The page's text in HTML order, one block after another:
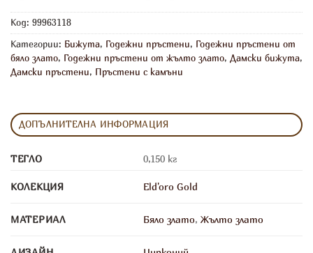
Код: 99963118
Категории: Бижута, Годежни пръстени, Годежни пръстени от
бяло злато, Годежни пръстени от жълто злато, Дамски бижута,
Дамски пръстени, Пръстени с камъни
ДОПЪЛНИТЕЛНА ИНФОРМАЦИЯ
ТЕГЛО 0,150 кг
КОЛЕКЦИЯ Eld'oro Gold
МАТЕРИАЛ Бяло злато,Жълто злато